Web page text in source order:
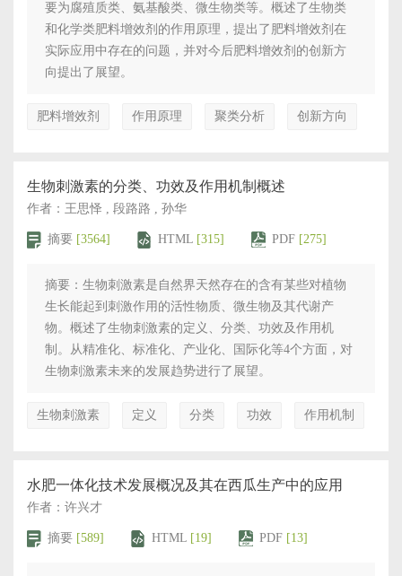
要为腐殖质类、氨基酸类、微生物类等。概述了生物类
和化学类肥料增效剂的作用原理，提出了肥料增效剂在
实际应用中存在的问题，并对今后肥料增效剂的创新方
向提出了展望。
肥料增效剂 作用原理 聚类分析 创新方向
生物刺激素的分类、功效及作用机制概述
作者：王思怿 , 段路路 , 孙华
摘要 [3564] HTML [315] PDF [275]
摘要：生物刺激素是自然界天然存在的含有某些对植物
生长能起到刺激作用的活性物质、微生物及其代谢产
物。概述了生物刺激素的定义、分类、功效及作用机
制。从精准化、标准化、产业化、国际化等4个方面，对
生物刺激素未来的发展趋势进行了展望。
生物刺激素 定义 分类 功效 作用机制
水肥一体化技术发展概况及其在西瓜生产中的应用
作者：许兴才
摘要 [589] HTML [19] PDF [13]